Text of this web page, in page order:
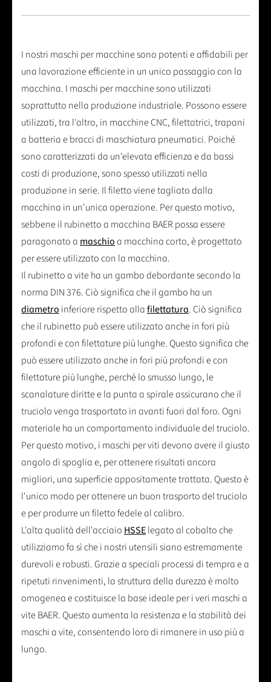
I nostri maschi per macchine sono potenti e affidabili per
una lavorazione efficiente in un unico passaggio con la
macchina. I maschi per macchine sono utilizzati
soprattutto nella produzione industriale. Possono essere
utilizzati, tra l'altro, in macchine CNC, filettatrici, trapani
a batteria e bracci di maschiatura pneumatici. Poiché
sono caratterizzati da un'elevata efficienza e da bassi
costi di produzione, sono spesso utilizzati nella
produzione in serie. Il filetto viene tagliato dalla
macchina in un'unica operazione. Per questo motivo,
sebbene il rubinetto a macchina BAER possa essere
paragonato amaschioa macchina corto, è progettato
per essere utilizzato con la macchina.
Il rubinetto a vite ha un gambo debordante secondo la
norma DIN 376. Ciò significa che il gambo ha un
diametroinferiore rispetto allafilettatura. Ciò significa
che il rubinetto può essere utilizzato anche in fori più
profondi e con filettature più lunghe. Questo significa che
può essere utilizzato anche in fori più profondi e con
filettature più lunghe, perché lo smusso lungo, le
scanalature diritte e la punta a spirale assicurano che il
truciolo venga trasportato in avanti fuori dal foro. Ogni
materiale ha un comportamento individuale del truciolo.
Per questo motivo, i maschi per viti devono avere il giusto
angolo di spoglia e, per ottenere risultati ancora
migliori, una superficie appositamente trattata. Questo è
l'unico modo per ottenere un buon trasporto del truciolo
e per produrre un filetto fedele al calibro.
L'alta qualità dell'acciaioHSSElegato al cobalto che
utilizziamo fa sì che i nostri utensili siano estremamente
durevoli e robusti. Grazie a speciali processi di tempra e a
ripetuti rinvenimenti, la struttura della durezza è molto
omogenea e costituisce la base ideale per i veri maschi a
vite BAER. Questo aumenta la resistenza e la stabilità dei
maschi a vite, consentendo loro di rimanere in uso più a
lungo.